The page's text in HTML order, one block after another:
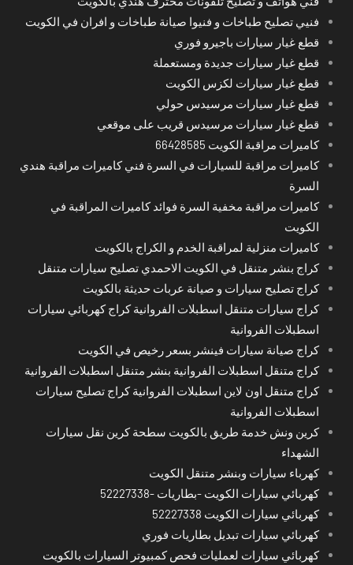
فنيي تصليح طباخات و فنيوا صيانة طباخات و افران في الكويت
قطع غيار سيارات باجيرو فوري
قطع غيار سيارات جديدة ومستعملة
قطع غيار سيارات لكزس الكويت
قطع غيار سيارات مرسيدس حولي
قطع غيار سيارات مرسيدس قريب على موقعي
كاميرات مراقبة الكويت 66428585
كاميرات مراقبة للسيارات في السرة فني كاميرات مراقبة هندي
السرة
كاميرات مراقبة مخفية السرة فوائد كاميرات المراقبة في
الكويت
كاميرات منزلية لمراقبة الخدم و الكراج بالكويت
كراج بنشر متنقل في الكويت الاحمدي تصليح سيارات متنقل
كراج تصليح سيارات و صيانة عربات حديثة بالكويت
كراج سيارات متنقل اسطبلات الفروانية كراج كهربائي سيارات
اسطبلات الفروانية
كراج صيانة سيارات فينشر بسعر رخيص في الكويت
كراج متنقل اسطبلات الفروانية بنشر متنقل اسطبلات الفروانية
كراج متنقل اون لاين اسطبلات الفروانية كراج تصليح سيارات
اسطبلات الفروانية
كرين ونش خدمة طريق بالكويت سطحة كرين نقل سيارات
الشهداء
كهرباء سيارات وبنشر متنقل الكويت
كهربائي سيارات الكويت -بطاريات -52227338
كهربائي سيارات الكويت 52227338
كهربائي سيارات تبديل بطاريات فوري
كهربائي سيارات لعمليات فحص كمبيوتر السيارات بالكويت